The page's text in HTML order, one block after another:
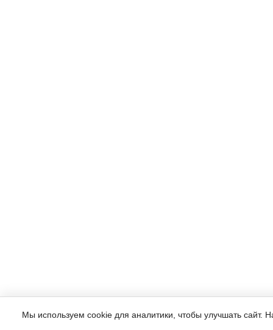
Мы используем cookie для аналитики, чтобы улучшать сайт.